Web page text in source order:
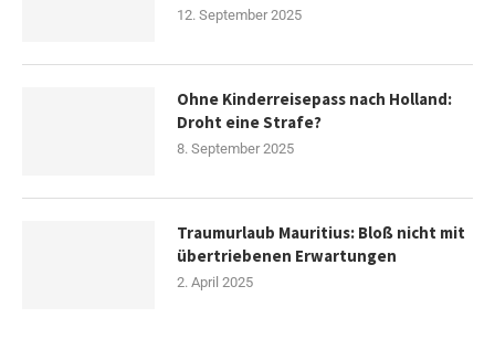
12. September 2025
Ohne Kinderreisepass nach Holland:
Droht eine Strafe?
8. September 2025
Traumurlaub Mauritius: Bloß nicht mit
übertriebenen Erwartungen
2. April 2025